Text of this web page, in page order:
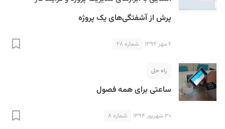
پرش از آشفتگی‌های یک پروژه
۶ مهر ۱۳۹۴ شماره ۲۸
راه حل
ساعتی برای همه فصول
۳۰ شهریور ۱۳۹۴ شماره ۸